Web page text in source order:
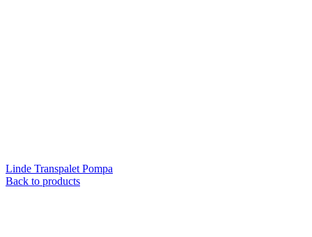
Linde Transpalet Pompa
Back to products